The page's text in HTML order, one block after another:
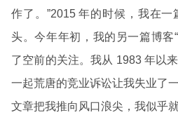
作了。”2015 年的时候，我在一
头。今年年初，我的另一篇博客“
了空前的关注。我从 1983 年以
一起荒唐的竞业诉讼让我失业了
文章把我推向风口浪尖，我似乎